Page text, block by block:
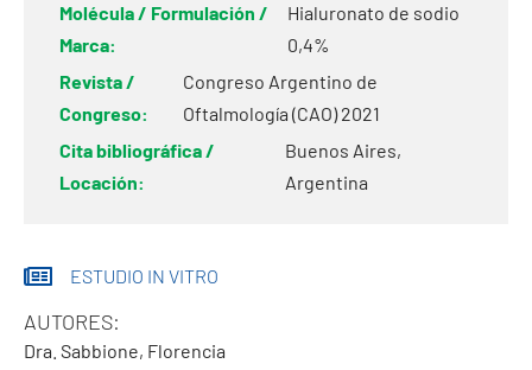
Molécula / Formulación /
Marca:
Hialuronato de sodio
0,4%
Revista /
Congreso:
Congreso Argentino de
Oftalmología (CAO) 2021
Cita bibliográfica /
Locación:
Buenos Aires,
Argentina
ESTUDIO IN VITRO
AUTORES:
Dra. Sabbione, Florencia